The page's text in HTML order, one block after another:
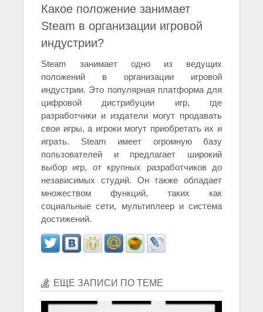
Какое положение занимает
Steam в организации игровой
индустрии?
Steam занимает одно из ведущих
положений в организации игровой
индустрии. Это популярная платформа для
цифровой дистрибуции игр, где
разработчики и издатели могут продавать
свои игры, а игроки могут приобретать их и
играть. Steam имеет огромную базу
пользователей и предлагает широкий
выбор игр, от крупных разработчиков до
независимых студий. Он также обладает
множеством функций, таких как
социальные сети, мультиплеер и система
достижений.
ЕЩЕ ЗАПИСИ ПО ТЕМЕ